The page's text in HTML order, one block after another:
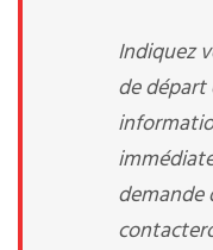
Indiquez
de départ
demande